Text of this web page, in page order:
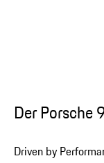
Der Porsche
Driven by